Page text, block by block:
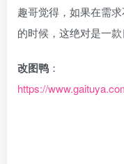
趣哥觉得，如果在需
的时候，这绝对是一款
改图鸭 ：
https://